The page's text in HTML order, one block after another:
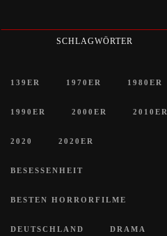
SCHLAGWÖRTER
139ER 1970ER 1980ER
1990ER 2000ER 2010ER
2020 2020ER
BESESSENHEIT
BESTEN HORRORFILME
DEUTSCHLAND DRAMA